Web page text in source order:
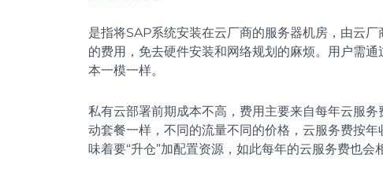
是指将SAP系统安装在云厂商的服务器机房，由云
的费用，免去硬件安装和网络规划的麻烦。用户需
本一模一样。
私有云部署前期成本不高，费用主要来自每年云服
动套餐一样，不同的流量不同的价格，云服务费按
味着要“升仓”加配置资源，如此每年的云服务费也会